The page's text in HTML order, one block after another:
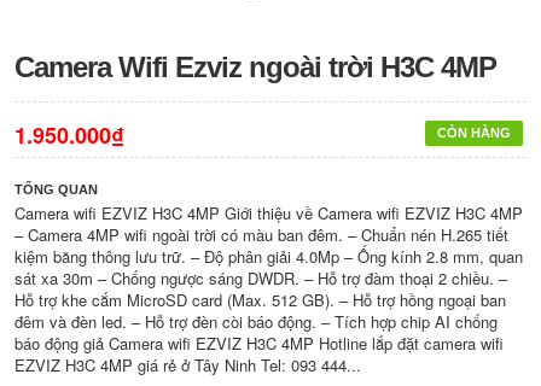
Camera Wifi Ezviz ngoài trời H3C 4MP
CÒN HÀNG
1.950.000₫
TỔNG QUAN
Camera wifi EZVIZ H3C 4MP Giới thiệu về Camera wifi EZVIZ H3C 4MP
– Camera 4MP wifi ngoài trời có màu ban đêm. – Chuẩn nén H.265 tiết
kiệm băng thông lưu trữ. – Độ phân giải 4.0Mp – Ống kính 2.8 mm, quan
sát xa 30m – Chống ngược sáng DWDR. – Hỗ trợ đàm thoại 2 chiều. –
Hỗ trợ khe cắm MicroSD card (Max. 512 GB). – Hỗ trợ hồng ngoại ban
đêm và đèn led. – Hỗ trợ đèn còi báo động. – Tích hợp chip AI chống
báo động giả Camera wifi EZVIZ H3C 4MP Hotline lắp đặt camera wifi
EZVIZ H3C 4MP giá rẻ ở Tây Ninh Tel: 093 444...